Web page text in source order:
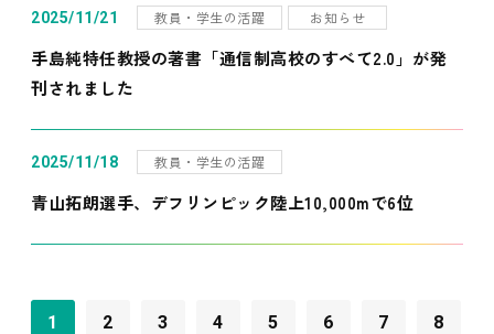
2025/11/21 教員・学生の活躍 お知らせ
手島純特任教授の著書「通信制高校のすべて2.0」が発
刊されました
2025/11/18 教員・学生の活躍
青山拓朗選手、デフリンピック陸上10,000mで6位
1 2 3 4 5 6 7 8